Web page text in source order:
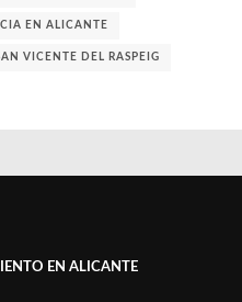
EN ALICANTE
VICENTE DEL RASPEIG
EN ALICANTE